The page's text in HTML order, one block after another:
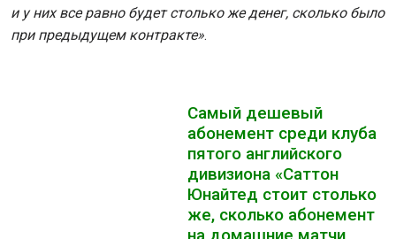
и у них все равно будет столько же денег, сколько было
при предыдущем контракте».
Самый дешевый
абонемент среди клуба
пятого английского
дивизиона «Саттон
Юнайтед стоит столько
же, сколько абонемент